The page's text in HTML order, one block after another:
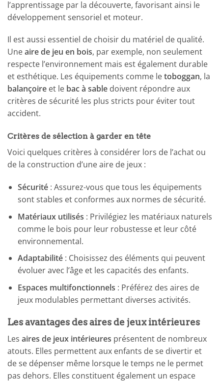
l’apprentissage par la découverte, favorisant ainsi le
développement sensoriel et moteur.
Il est aussi essentiel de choisir du matériel de qualité.
Uneaire de jeu en bois, par exemple, non seulement
respecte l’environnement mais est également durable
et esthétique. Les équipements comme letoboggan, la
balançoire et le bac à sable doivent répondre aux
critères de sécurité les plus stricts pour éviter tout
accident.
Critères de sélection à garder en tête
Voici quelques critères à considérer lors de l’achat ou
de la construction d’une aire de jeux :
Sécurité: Assurez-vous que tous les équipements
sont stables et conformes aux normes de sécurité.
Matériaux utilisés : Privilégiez les matériaux naturels
comme le bois pour leur robustesse et leur côté
environnemental.
Adaptabilité: Choisissez des éléments qui peuvent
évoluer avec l’âge et les capacités des enfants.
Espaces multifonctionnels : Préférez des aires de
jeux modulables permettant diverses activités.
Les avantages des aires de jeux intérieures
Les aires de jeux intérieures présentent de nombreux
atouts. Elles permettent aux enfants de se divertir et
de se dépenser même lorsque le temps ne le permet
pas dehors. Elles constituent également un espace